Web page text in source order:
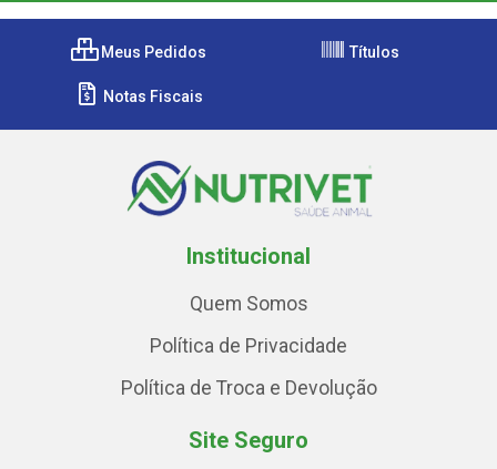
Meus Pedidos Títulos
Notas Fiscais
Institucional
Quem Somos
Política de Privacidade
Política de Troca e Devolução
Site Seguro